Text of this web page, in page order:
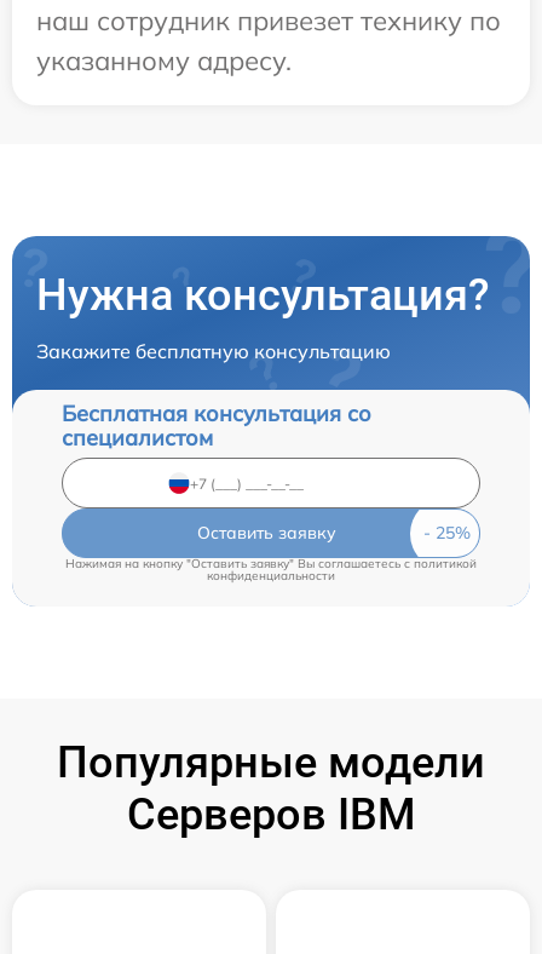
наш сотрудник привезет технику по
указанному адресу.
Нужна консультация?
Закажите бесплатную консультацию
Бесплатная консультация со
специалистом
Оставить заявку
Нажимая на кнопку "Оставить заявку" Вы соглашаетесь c политикой
конфиденциальности
Популярные модели
Серверов IBM